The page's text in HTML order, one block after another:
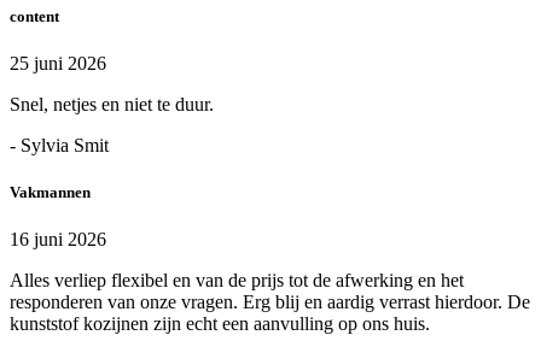
content
25 juni 2026
Snel, netjes en niet te duur.
- Sylvia Smit
Vakmannen
16 juni 2026
Alles verliep flexibel en van de prijs tot de afwerking en het
responderen van onze vragen. Erg blij en aardig verrast hierdoor. De
kunststof kozijnen zijn echt een aanvulling op ons huis.